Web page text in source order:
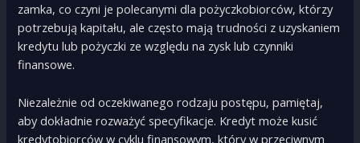
zamka, co czyni je polecanymi dla pożyczkobiorców, którzy
potrzebują kapitału, ale często mają trudności z uzyskaniem
kredytu lub pożyczki ze względu na zysk lub czynniki
finansowe.
Niezależnie od oczekiwanego rodzaju postępu, pamiętaj,
aby dokładnie rozważyć specyfikacje. Kredyt może kusić
kredytobiorców w cyklu finansowym, który w przeciwnym